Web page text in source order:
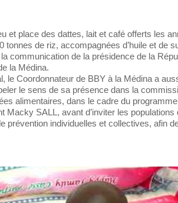
et place des dattes, lait et café offerts les
tonnes de riz, accompagnées d’huile et de
communication de la présidence de la
la Médina.
le Coordonnateur de BBY à la Médina a
le sens de sa présence dans la
alimentaires, dans le cadre du
Macky SALL, avant d’inviter les
prévention individuelles et collectives, afin